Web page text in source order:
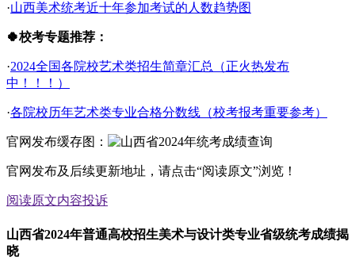
·山西美术统考近十年参加考试的人数趋势图
🍀校考专题推荐：
·2024全国各院校艺术类招生简章汇总（正火热发布
中！！！）
·各院校历年艺术类专业合格分数线（校考报考重要参考）
官网发布缓存图：
官网发布及后续更新地址，请点击“阅读原文”浏览！
阅读原文内容投诉
山西省2024年普通高校招生美术与设计类专业省级统考成绩揭
晓